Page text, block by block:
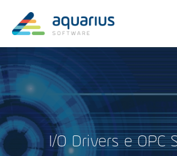
I/O Drivers e OPC